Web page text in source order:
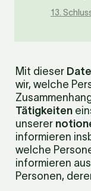
13.
Mit dieser
wir, welche
Tätigkeiten
unserer
informieren
welche
informieren
Personen,